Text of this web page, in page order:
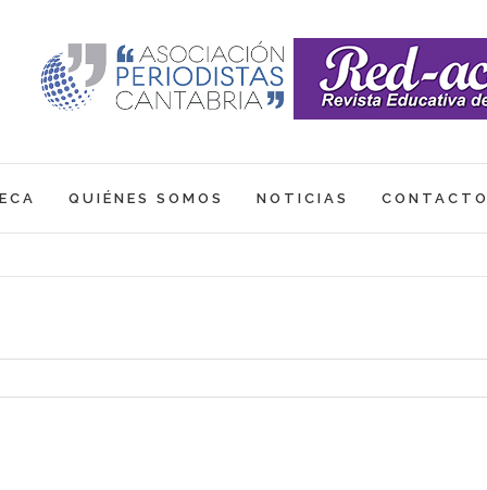
QUIÉNES SOMOS NOTICIAS CONTACTO